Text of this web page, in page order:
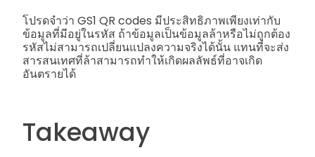
โปรดจำว่า GS1 QR codes มีประสิทธิภาพเพียงเท่ากับ
ข้อมูลที่มีอยู่ในรหัส ถ้าข้อมูลเป็นข้อมูลล้าหรือไม่ถูกต้อง
รหัสไม่สามารถเปลี่ยนแปลงความจริงได้นั้น แทนที่จะส่ง
สารสนเทศที่ล้าสามารถทำให้เกิดผลลัพธ์ที่อาจเกิด
อันตรายได้
Takeaway